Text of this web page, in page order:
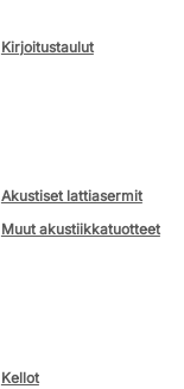
Kirjoitustaulut
Akustiset lattiasermit
Muut akustiikkatuotteet
Kellot